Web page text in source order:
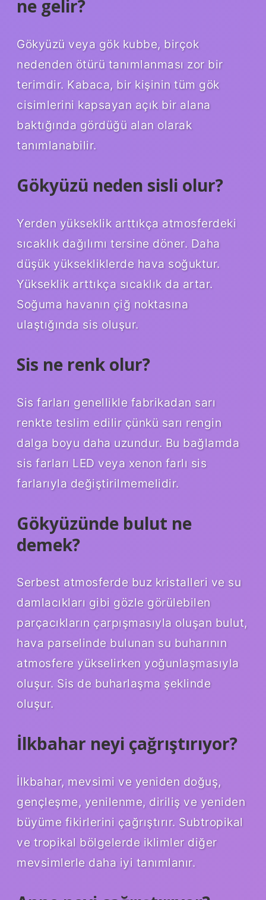
ne gelir?
Gökyüzü veya gök kubbe, birçok
nedenden ötürü tanımlanması zor bir
terimdir. Kabaca, bir kişinin tüm gök
cisimlerini kapsayan açık bir alana
baktığında gördüğü alan olarak
tanımlanabilir.
Gökyüzü neden sisli olur?
Yerden yükseklik arttıkça atmosferdeki
sıcaklık dağılımı tersine döner. Daha
düşük yüksekliklerde hava soğuktur.
Yükseklik arttıkça sıcaklık da artar.
Soğuma havanın çiğ noktasına
ulaştığında sis oluşur.
Sis ne renk olur?
Sis farları genellikle fabrikadan sarı
renkte teslim edilir çünkü sarı rengin
dalga boyu daha uzundur. Bu bağlamda
sis farları LED veya xenon farlı sis
farlarıyla değiştirilmemelidir.
Gökyüzünde bulut ne
demek?
Serbest atmosferde buz kristalleri ve su
damlacıkları gibi gözle görülebilen
parçacıkların çarpışmasıyla oluşan bulut,
hava parselinde bulunan su buharının
atmosfere yükselirken yoğunlaşmasıyla
oluşur. Sis de buharlaşma şeklinde
oluşur.
İlkbahar neyi çağrıştırıyor?
İlkbahar, mevsimi ve yeniden doğuş,
gençleşme, yenilenme, diriliş ve yeniden
büyüme fikirlerini çağrıştırır. Subtropikal
ve tropikal bölgelerde iklimler diğer
mevsimlerle daha iyi tanımlanır.